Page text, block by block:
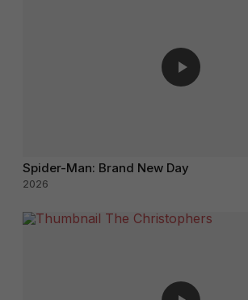
Spider-Man: Brand New Day
2026